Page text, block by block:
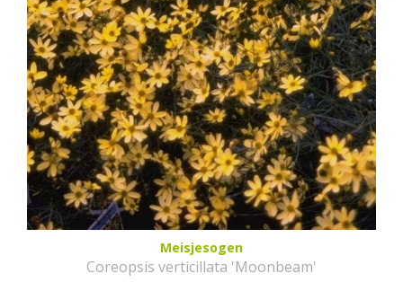
Meisjesogen
Coreopsis verticillata 'Moonbeam'